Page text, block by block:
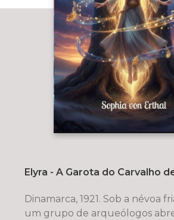
Elyra - A Garota do Carvalho
Dinamarca, 1921. Sob a névoa
um grupo de arqueólogos